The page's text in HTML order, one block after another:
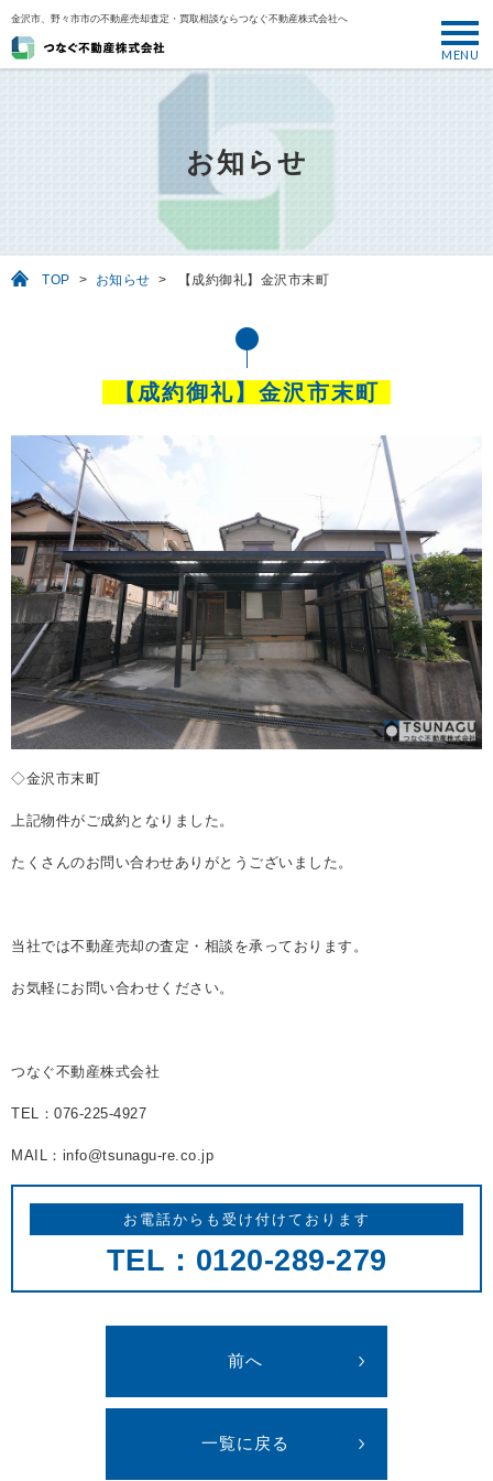
金沢市、野々市市の不動産売却査定・買取相談ならつなぐ不動産株式会社へ
MENU
USEFUL
お役立ち情報
REASON
つなぐ不動産株式会社が選ばれる理由
COMPANY
会社案内
お知らせ
TOP > お知らせ > 【成約御礼】金沢市末町
【成約御礼】金沢市末町
◇金沢市末町
上記物件がご成約となりました。
たくさんのお問い合わせありがとうございました。
当社では不動産売却の査定・相談を承っております。
お気軽にお問い合わせください。
つなぐ不動産株式会社
TEL：076-225-4927
MAIL：info@tsunagu-re.co.jp
お電話からも受け付けております
TEL：0120-289-279
前へ
一覧に戻る